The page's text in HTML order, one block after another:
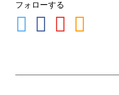
フォローする